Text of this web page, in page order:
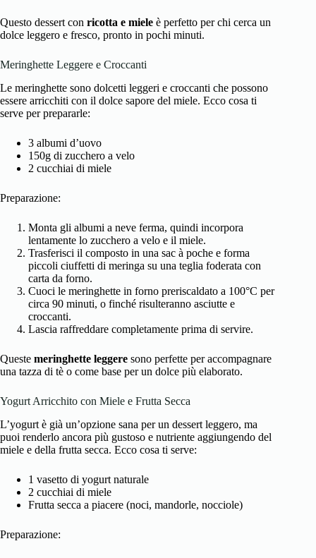
Questo dessert con ricotta e miele è perfetto per chi cerca un
dolce leggero e fresco, pronto in pochi minuti.
Meringhette Leggere e Croccanti
Le meringhette sono dolcetti leggeri e croccanti che possono
essere arricchiti con il dolce sapore del miele. Ecco cosa ti
serve per prepararle:
3 albumi d’uovo
150g di zucchero a velo
2 cucchiai di miele
Preparazione:
Monta gli albumi a neve ferma, quindi incorpora
lentamente lo zucchero a velo e il miele.
Trasferisci il composto in una sac à poche e forma
piccoli ciuffetti di meringa su una teglia foderata con
carta da forno.
Cuoci le meringhette in forno preriscaldato a 100°C per
circa 90 minuti, o finché risulteranno asciutte e
croccanti.
Lascia raffreddare completamente prima di servire.
Queste meringhette leggere sono perfette per accompagnare
una tazza di tè o come base per un dolce più elaborato.
Yogurt Arricchito con Miele e Frutta Secca
L’yogurt è già un’opzione sana per un dessert leggero, ma
puoi renderlo ancora più gustoso e nutriente aggiungendo del
miele e della frutta secca. Ecco cosa ti serve:
1 vasetto di yogurt naturale
2 cucchiai di miele
Frutta secca a piacere (noci, mandorle, nocciole)
Preparazione: